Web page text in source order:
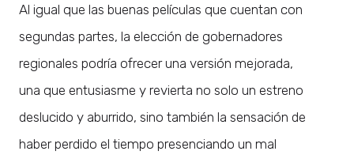
Al igual que las buenas películas que cuentan con
segundas partes, la elección de gobernadores
regionales podría ofrecer una versión mejorada,
una que entusiasme y revierta no solo un estreno
deslucido y aburrido, sino también la sensación de
haber perdido el tiempo presenciando un mal